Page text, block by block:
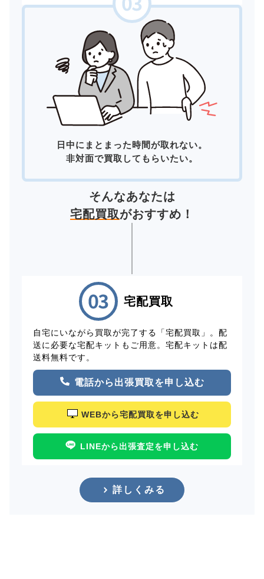
日中にまとまった時間が取れない。
非対面で買取してもらいたい。
そんなあなたは
宅配買取がおすすめ！
宅配買取
自宅にいながら買取が完了する「宅配買取」。配
送に必要な宅配キットもご用意。宅配キットは配
送料無料です。
電話から出張買取を申し込む
WEBから宅配買取を申し込む
LINEから出張査定を申し込む
詳しくみる